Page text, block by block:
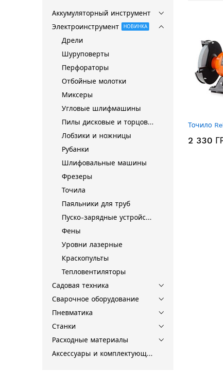
Точило
2 330
Аккумуляторный инструмент
Электроинструмент
НОВИНКА
Дрели
Шуруповерты
Перфораторы
Отбойные молотки
Миксеры
Угловые шлифмашины
Пилы дисковые и торцовочные
Лобзики и ножницы
Рубанки
Шлифовальные машины
Фрезеры
Точила
Паяльники для труб
Пуско-зарядные устройства
Фены
Уровни лазерные
Краскопульты
Тепловентиляторы
Садовая техника
Сварочное оборудование
Пневматика
Станки
Расходные материалы
Аксессуары и комплектующие для инструментов